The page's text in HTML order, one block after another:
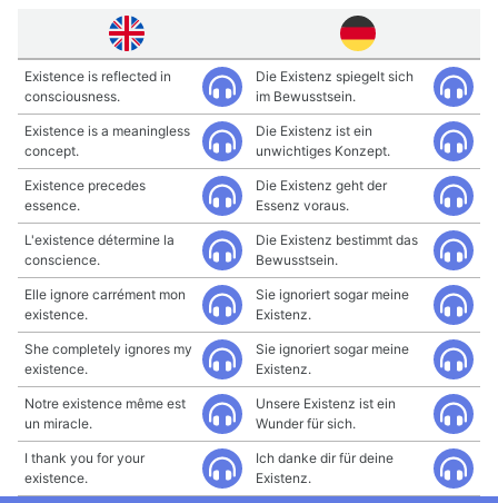
Existence is reflected in
consciousness.
Die Existenz spiegelt sich
im Bewusstsein.
Existence is a meaningless
concept.
Die Existenz ist ein
unwichtiges Konzept.
Existence precedes
essence.
Die Existenz geht der
Essenz voraus.
L'existence détermine la
conscience.
Die Existenz bestimmt das
Bewusstsein.
Elle ignore carrément mon
existence.
Sie ignoriert sogar meine
Existenz.
She completely ignores my
existence.
Sie ignoriert sogar meine
Existenz.
Notre existence même est
un miracle.
Unsere Existenz ist ein
Wunder für sich.
I thank you for your
existence.
Ich danke dir für deine
Existenz.